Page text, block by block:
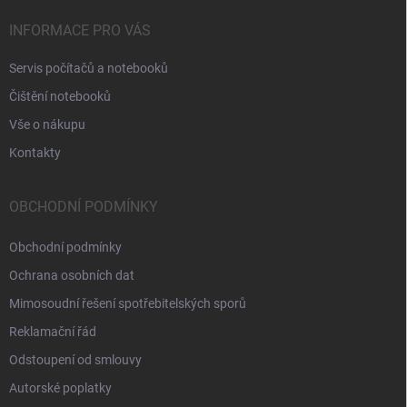
INFORMACE PRO VÁS
Servis počítačů a notebooků
Čištění notebooků
Vše o nákupu
Kontakty
OBCHODNÍ PODMÍNKY
Obchodní podmínky
Ochrana osobních dat
Mimosoudní řešení spotřebitelských sporů
Reklamační řád
Odstoupení od smlouvy
Autorské poplatky